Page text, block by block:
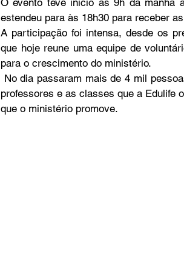
O evento teve início às 9h da manhã
estendeu para às 18h30 para receber
A participação foi intensa, desde os
que hoje reune uma equipe de
para o crescimento do ministério.
professores e as classes que a Edulife
que o ministério promove.